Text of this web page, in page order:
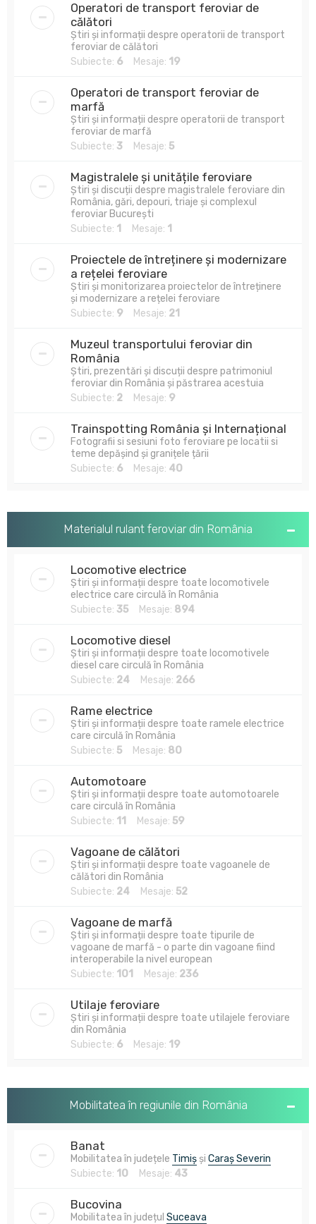
Operatori de transport feroviar de
călători
Știri și informații despre operatorii de transport
feroviar de călători
Subiecte: 6 Mesaje: 19
Operatori de transport feroviar de
marfă
Știri și informații despre operatorii de transport
feroviar de marfă
Subiecte: 3 Mesaje: 5
Magistralele și unitățile feroviare
Știri și discuții despre magistralele feroviare din
România, gări, depouri, triaje și complexul
feroviar București
Subiecte: 1 Mesaje: 1
Proiectele de întreținere și modernizare
a rețelei feroviare
Știri și monitorizarea proiectelor de întreținere
și modernizare a rețelei feroviare
Subiecte: 9 Mesaje: 21
Muzeul transportului feroviar din
România
Știri, prezentări și discuții despre patrimoniul
feroviar din România și păstrarea acestuia
Subiecte: 2 Mesaje: 9
Trainspotting România și Internațional
Fotografii si sesiuni foto feroviare pe locatii si
teme depășind și granițele țării
Subiecte: 6 Mesaje: 40
Materialul rulant feroviar din România
Locomotive electrice
Știri și informații despre toate locomotivele
electrice care circulă în România
Subiecte: 35 Mesaje: 894
Locomotive diesel
Știri și informații despre toate locomotivele
diesel care circulă în România
Subiecte: 24 Mesaje: 266
Rame electrice
Știri și informații despre toate ramele electrice
care circulă în România
Subiecte: 5 Mesaje: 80
Automotoare
Știri și informații despre toate automotoarele
care circulă în România
Subiecte: 11 Mesaje: 59
Vagoane de călători
Știri și informații despre toate vagoanele de
călători din România
Subiecte: 24 Mesaje: 52
Vagoane de marfă
Știri și informații despre toate tipurile de
vagoane de marfă - o parte din vagoane fiind
interoperabile la nivel european
Subiecte: 101 Mesaje: 236
Utilaje feroviare
Știri și informații despre toate utilajele feroviare
din România
Subiecte: 6 Mesaje: 19
Mobilitatea în regiunile din România
Banat
Mobilitatea în județele Timișși Caraș Severin
Subiecte: 10 Mesaje: 43
Bucovina
Mobilitatea în județul Suceava